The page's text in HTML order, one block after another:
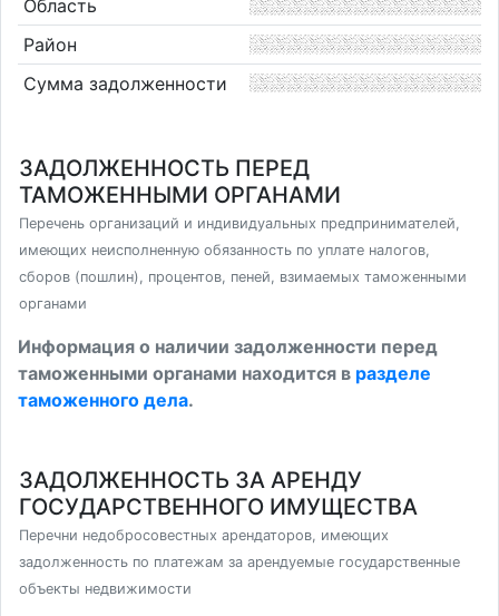
Область
Район
Сумма задолженности
ЗАДОЛЖЕННОСТЬ ПЕРЕД
ТАМОЖЕННЫМИ ОРГАНАМИ
Перечень организаций и индивидуальных предпринимателей,
имеющих неисполненную обязанность по уплате налогов,
сборов (пошлин), процентов, пеней, взимаемых таможенными
органами
Информация о наличии задолженности перед
таможенными органами находится в разделе
таможенного дела.
ЗАДОЛЖЕННОСТЬ ЗА АРЕНДУ
ГОСУДАРСТВЕННОГО ИМУЩЕСТВА
Перечни недобросовестных арендаторов, имеющих
задолженность по платежам за арендуемые государственные
объекты недвижимости